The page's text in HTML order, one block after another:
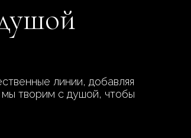
линии, добавляя
мы творим с душой, чтобы